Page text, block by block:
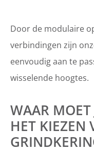
Door de modulaire
verbindingen zijn
eenvoudig aan te
wisselende hoogtes.
WAAR MOET
HET KIEZEN